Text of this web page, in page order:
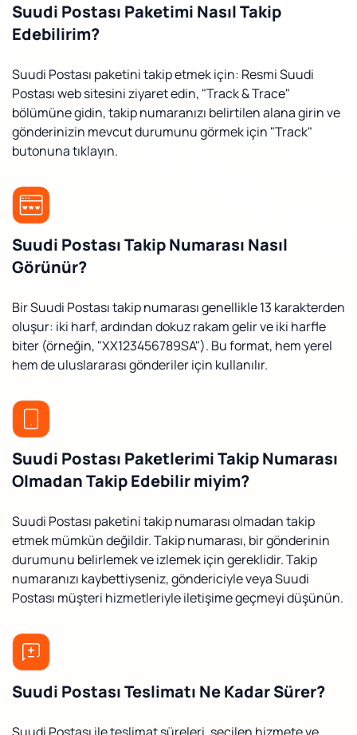
Suudi Postası Paketimi Nasıl Takip
Edebilirim?
Suudi Postası paketini takip etmek için: Resmi Suudi
Postası web sitesini ziyaret edin, "Track & Trace"
bölümüne gidin, takip numaranızı belirtilen alana girin ve
gönderinizin mevcut durumunu görmek için "Track"
butonuna tıklayın.
Suudi Postası Takip Numarası Nasıl
Görünür?
Bir Suudi Postası takip numarası genellikle 13 karakterden
oluşur: iki harf, ardından dokuz rakam gelir ve iki harfle
biter (örneğin, "XX123456789SA"). Bu format, hem yerel
hem de uluslararası gönderiler için kullanılır.
Suudi Postası Paketlerimi Takip Numarası
Olmadan Takip Edebilir miyim?
Suudi Postası paketini takip numarası olmadan takip
etmek mümkün değildir. Takip numarası, bir gönderinin
durumunu belirlemek ve izlemek için gereklidir. Takip
numaranızı kaybettiyseniz, göndericiyle veya Suudi
Postası müşteri hizmetleriyle iletişime geçmeyi düşünün.
Suudi Postası Teslimatı Ne Kadar Sürer?